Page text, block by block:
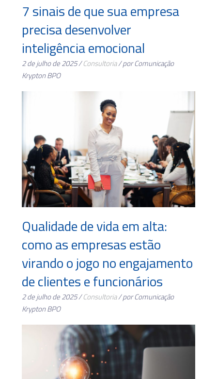
7 sinais de que sua empresa
precisa desenvolver
inteligência emocional
2 de julho de 2025 /Consultoria/ por Comunicação
Krypton BPO
Qualidade de vida em alta:
como as empresas estão
virando o jogo no engajamento
de clientes e funcionários
2 de julho de 2025 /Consultoria/ por Comunicação
Krypton BPO